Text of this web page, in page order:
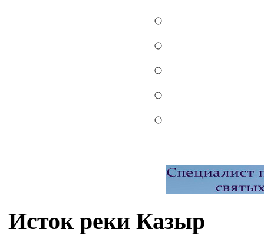
Исток реки Казыр